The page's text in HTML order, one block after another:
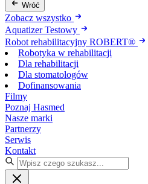
Wróć
Zobacz wszystko
Aquatizer Testowy
Robot rehabilitacyjny ROBERT®
Robotyka w rehabilitacji
Dla rehabilitacji
Dla stomatologów
Dofinansowania
Filmy
Poznaj Hasmed
Nasze marki
Partnerzy
Serwis
Kontakt